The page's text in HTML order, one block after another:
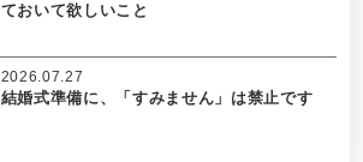
ておいて欲しいこと
結婚式準備に、「すみません」は禁止です
2026.07.27